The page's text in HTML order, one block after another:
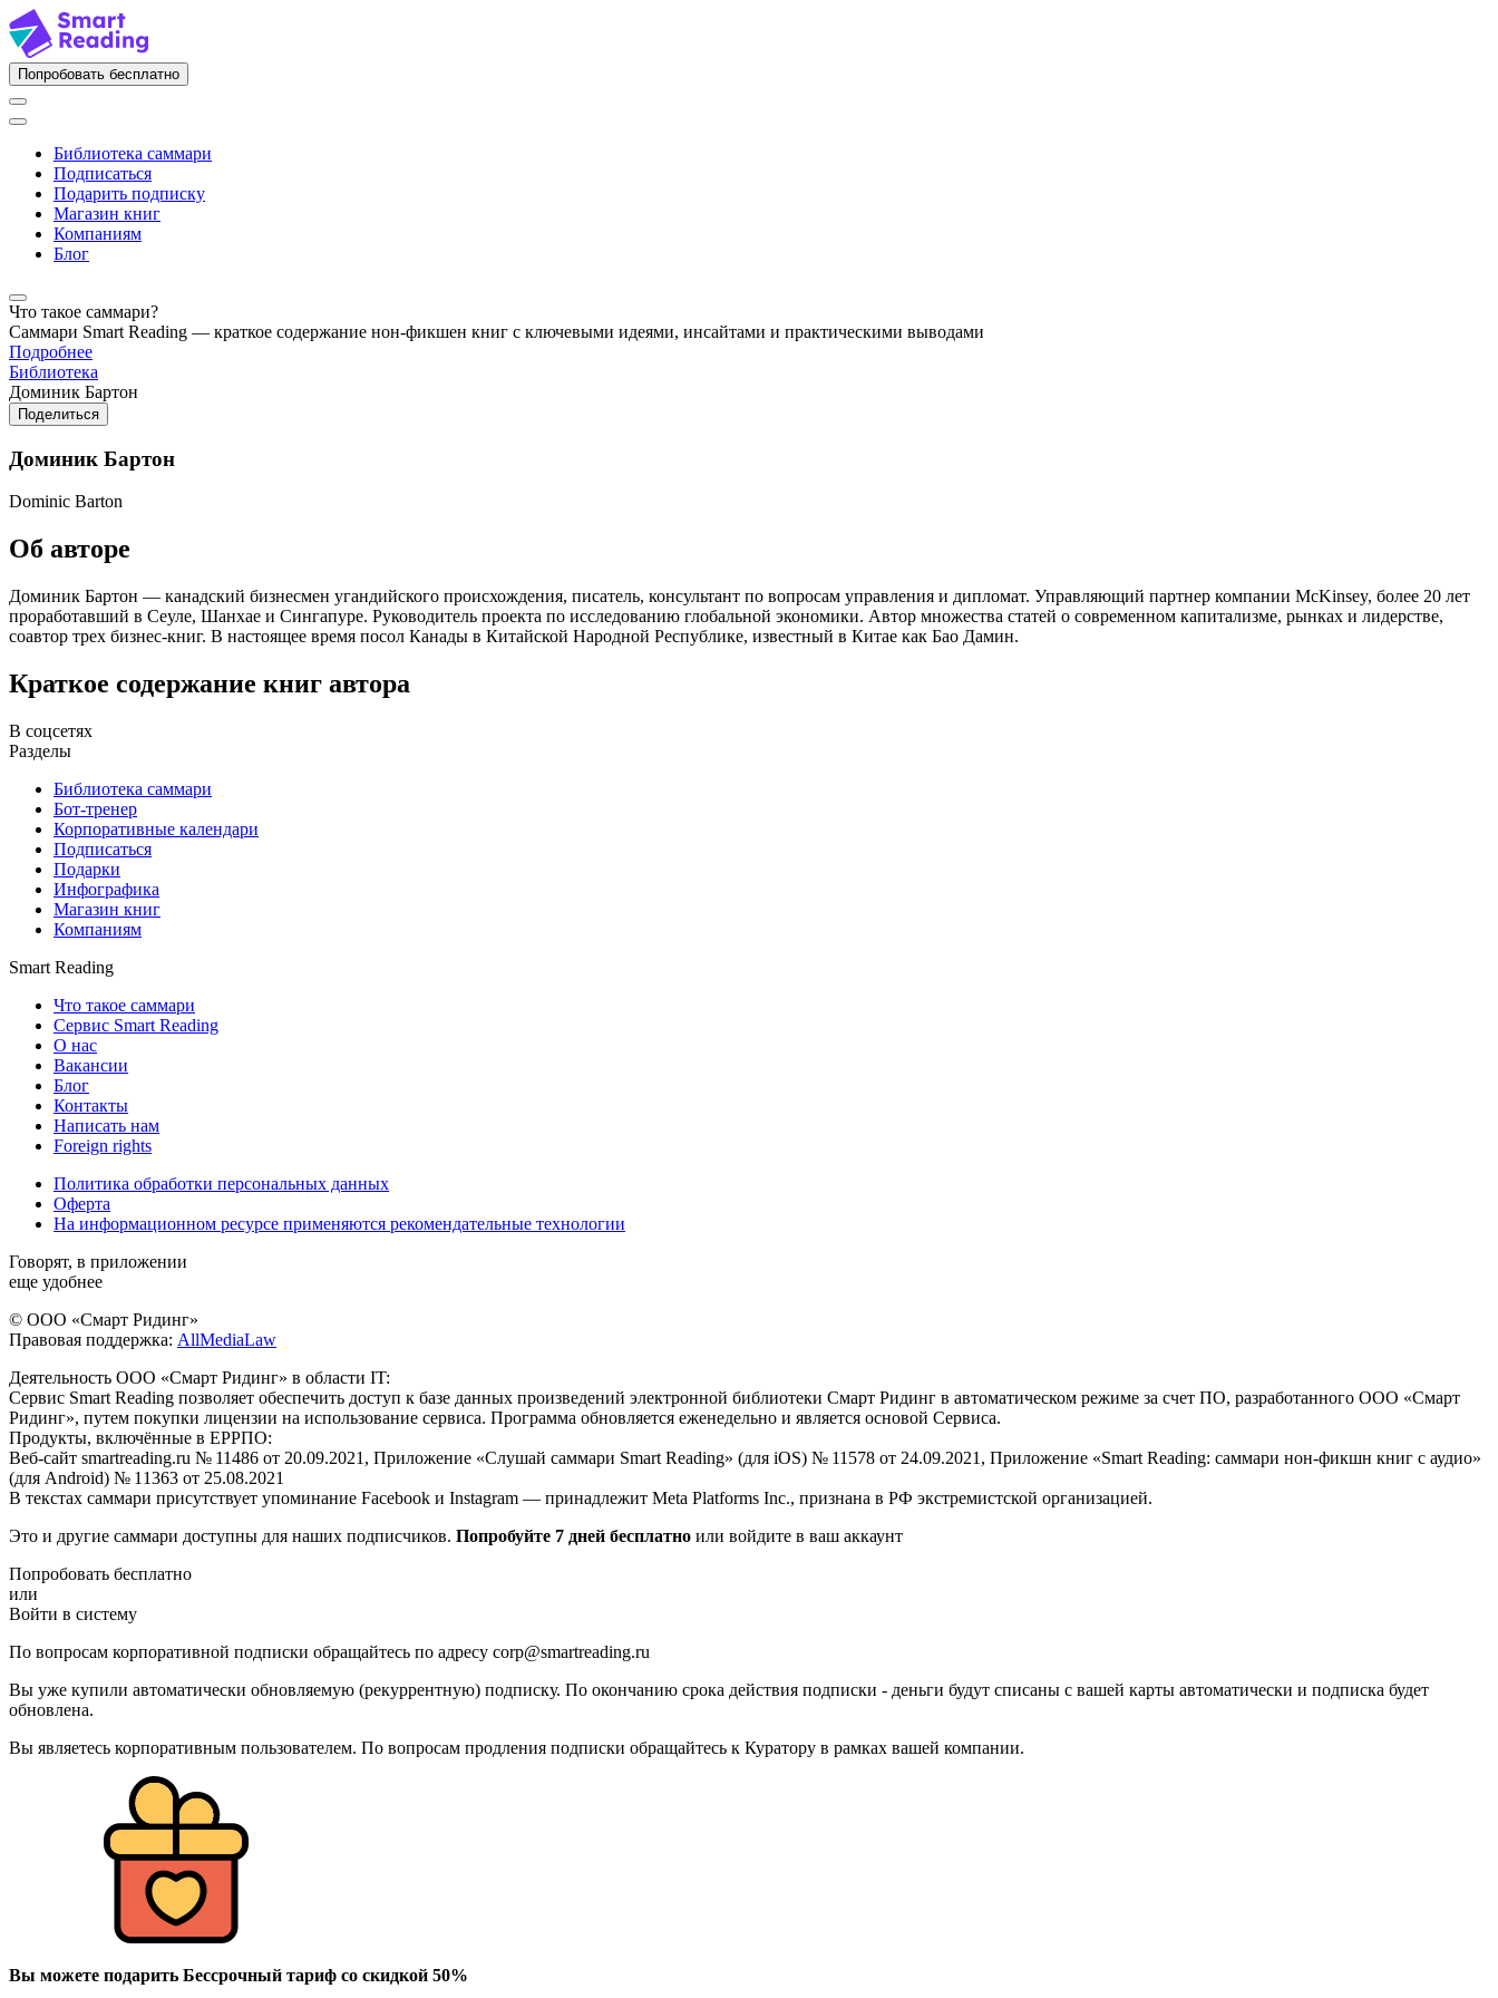
Попробовать бесплатно
Библиотека саммари
Подписаться
Подарить подписку
Магазин книг
Компаниям
Блог
Что такое саммари?
Саммари Smart Reading — краткое содержание нон-фикшен книг с ключевыми идеями, инсайтами и практическими выводами
Подробнее
Библиотека
Доминик Бартон
Поделиться
Доминик Бартон
Dominic Barton
Об авторе
Доминик Бартон — канадский бизнесмен угандийского происхождения, писатель, консультант по вопросам управления и дипломат. Управляющий партнер компании McKinsey, более 20 лет
проработавший в Сеуле, Шанхае и Сингапуре. Руководитель проекта по исследованию глобальной экономики. Автор множества статей о современном капитализме, рынках и лидерстве,
соавтор трех бизнес-книг. В настоящее время посол Канады в Китайской Народной Республике, известный в Китае как Бао Дамин.
Краткое содержание книг автора
В соцсетях
Разделы
Библиотека саммари
Бот-тренер
Корпоративные календари
Подписаться
Подарки
Инфографика
Магазин книг
Компаниям
Smart Reading
Что такое саммари
Сервис Smart Reading
О нас
Вакансии
Блог
Контакты
Написать нам
Foreign rights
Политика обработки персональных данных
Оферта
На информационном ресурсе применяются рекомендательные технологии
Говорят, в приложении
еще удобнее
© ООО «Смарт Ридинг»
Правовая поддержка: AllMediaLaw
Деятельность ООО «Смарт Ридинг» в области IT:
Сервис Smart Reading позволяет обеспечить доступ к базе данных произведений электронной библиотеки Смарт Ридинг в автоматическом режиме за счет ПО, разработанного ООО «Смарт
Ридинг», путем покупки лицензии на использование сервиса. Программа обновляется еженедельно и является основой Сервиса.
Продукты, включённые в ЕРРПО:
Веб-сайт smartreading.ru № 11486 от 20.09.2021, Приложение «Слушай саммари Smart Reading» (для iOS) № 11578 от 24.09.2021, Приложение «Smart Reading: саммари нон-фикшн книг с аудио»
(для Android) № 11363 от 25.08.2021
В текстах саммари присутствует упоминание Facebook и Instagram — принадлежит Meta Platforms Inc., признана в РФ экстремистской организацией.
Это и другие саммари доступны для наших подписчиков. Попробуйте 7 дней бесплатно или войдите в ваш аккаунт
Попробовать бесплатно
или
Войти в систему
По вопросам корпоративной подписки обращайтесь по адресу corp@smartreading.ru
Вы уже купили автоматически обновляемую (рекуррентную) подписку. По окончанию срока действия подписки - деньги будут списаны с вашей карты автоматически и подписка будет
обновлена.
Вы являетесь корпоративным пользователем. По вопросам продления подписки обращайтесь к Куратору в рамках вашей компании.
Вы можете подарить Бессрочный тариф со скидкой 50%